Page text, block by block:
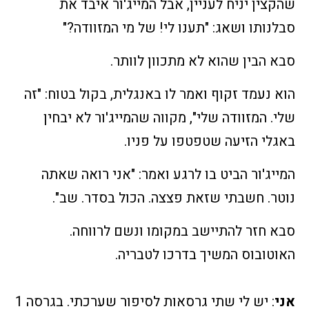
שהקצין יניח לעניין, אבל המייג'ור איבד את
סבלנותו ושאג: "תענו לי! של מי המזוודה?"
סבא הבין שהוא לא מתכוון לוותר.
הוא נעמד זקוף ואמר לו באנגלית, בקול בטוח: "זה
שלי. המזוודה שלי", מקווה שהמייג'ור לא יבחין
באגלי הזיעה שטפטפו על פניו.
המייג'ור הביט בו לרגע ואמר: "אני רואה שאתה
נוטר. חשבתי שזאת פצצה. הכול בסדר. שב".
סבא חזר להתיישב במקומו ונשם לרווחה.
האוטובוס המשיך בדרכו לטבריה.
אני
: יש לי שתי גרסאות לסיפור שערכתי. בגרסה 1